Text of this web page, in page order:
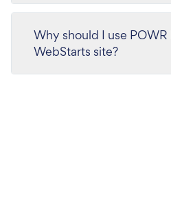
Why should I use
WebStarts site?